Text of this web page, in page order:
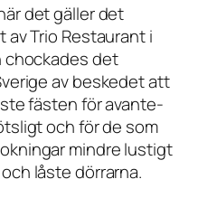
det gäller det
Trio Restaurant i
chockades det
av beskedet att
fästen för avante-
och för de som
mindre lustigt
låste dörrarna.